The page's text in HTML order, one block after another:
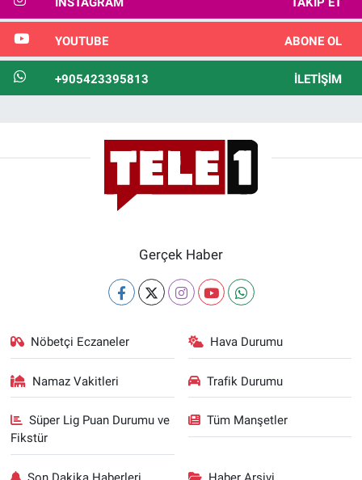
YOUTUBE ABONE OL
+905423395813 İLETIŞIM
Gerçek Haber
Nöbetçi Eczaneler Hava Durumu
Namaz Vakitleri Trafik Durumu
Süper Lig Puan Durumu ve
Fikstür
Tüm Manşetler